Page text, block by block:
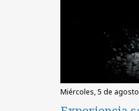
miércoles, 5 de